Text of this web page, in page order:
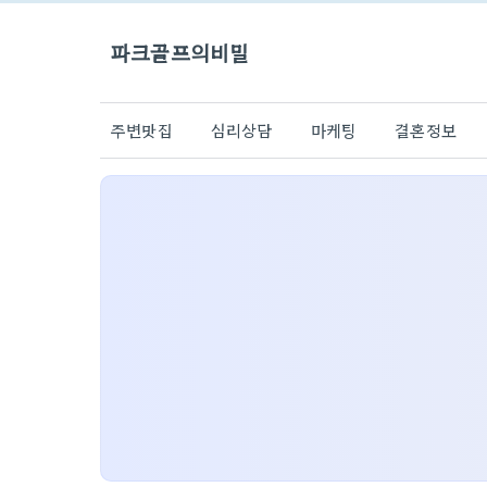
파크골프의비밀
주변맛집 심리상담 마케팅 결혼정보